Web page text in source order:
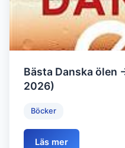
Bästa Danska
2026)
Böcker
Läs mer